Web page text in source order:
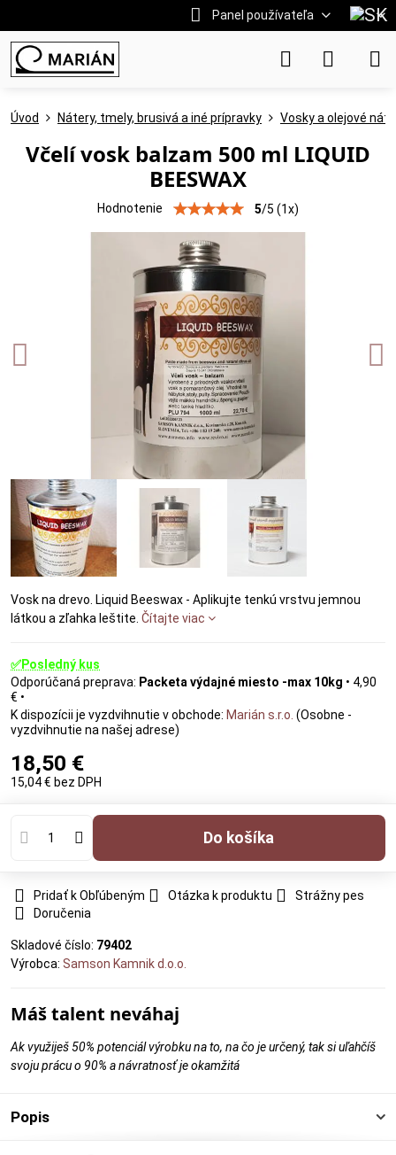
Panel používateľa
Úvod Nátery, tmely, brusivá a iné prípravky Vosky a olejové
Včelí vosk balzam 500 ml LIQUID
BEESWAX
Hodnotenie 5/5 (1x)
Vosk na drevo. Liquid Beeswax - Aplikujte tenkú vrstvu jemnou
látkou a zľahka leštite. Čítajte viac
✅Posledný kus
Packeta výdajné miesto -max 10kg • 4,90
€ •
Marián s.r.o. (Osobne -
vyzdvihnutie na našej adrese)
18,50 €
15,04 € bez DPH
Do košíka
Pridať k Obľúbeným Otázka k produktu
Strážny pes
Doručenia
Skladové číslo: 79402
Výrobca: Samson Kamnik d.o.o.
Máš talent neváhaj
Ak využiješ 50% potenciál výrobku na to, na čo je určený, tak si uľahčíš
svoju prácu o 90% a návratnosť je okamžitá
Popis